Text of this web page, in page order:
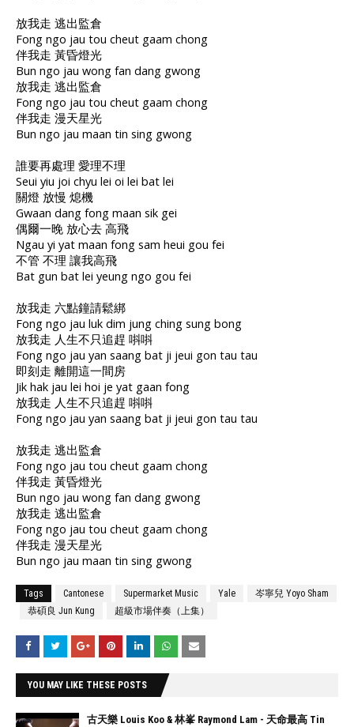
放我走 逃出監倉
Fong ngo jau tou cheut gaam chong
伴我走 黃昏燈光
Bun ngo jau wong fan dang gwong
放我走 逃出監倉
Fong ngo jau tou cheut gaam chong
伴我走 漫天星光
Bun ngo jau maan tin sing gwong
誰要再處理 愛理不理
Seui yiu joi chyu lei oi lei bat lei
關燈 放慢 熄機
Gwaan dang fong maan sik gei
偶爾一晚 放心去 高飛
Ngau yi yat maan fong sam heui gou fei
不管 不理 讓我高飛
Bat gun bat lei yeung ngo gou fei
放我走 六點鐘請鬆綁
Fong ngo jau luk dim jung ching sung bong
放我走 人生不只追趕 唞唞
Fong ngo jau yan saang bat ji jeui gon tau tau
即刻走 離開這一間房
Jik hak jau lei hoi je yat gaan fong
放我走 人生不只追趕 唞唞
Fong ngo jau yan saang bat ji jeui gon tau tau
放我走 逃出監倉
Fong ngo jau tou cheut gaam chong
伴我走 黃昏燈光
Bun ngo jau wong fan dang gwong
放我走 逃出監倉
Fong ngo jau tou cheut gaam chong
伴我走 漫天星光
Bun ngo jau maan tin sing gwong
Tags Cantonese Supermarket Music Yale
岑寧兒 Yoyo Sham
恭碩良 Jun Kung
超級市場伴奏（上集）
YOU MAY LIKE THESE POSTS
古天樂 Louis Koo & 林峯 Raymond Lam - 天命最高 Tin